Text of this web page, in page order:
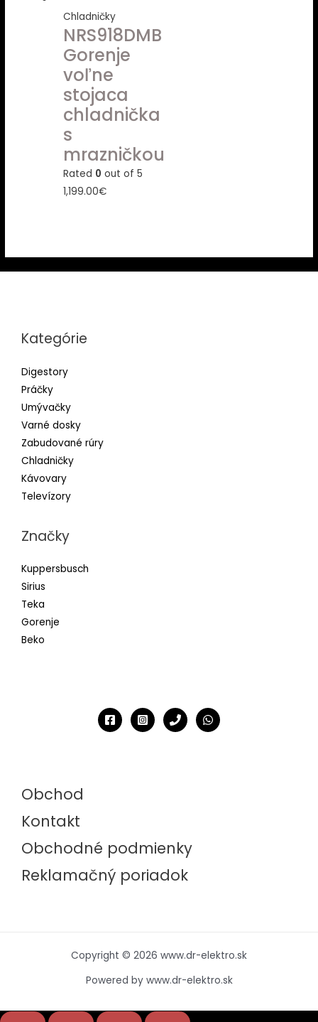
Chladničky
NRS918DMB
Gorenje
voľne
stojaca
chladnička
s
mrazničkou
Rated 0 out of 5
1,199.00€
Kategórie
Digestory
Práčky
Umývačky
Varné dosky
Zabudované rúry
Chladničky
Kávovary
Televízory
Značky
Kuppersbusch
Sirius
Teka
Gorenje
Beko
Obchod
Kontakt
Obchodné podmienky
Reklamačný poriadok
Copyright © 2026 www.dr-elektro.sk
Powered by www.dr-elektro.sk